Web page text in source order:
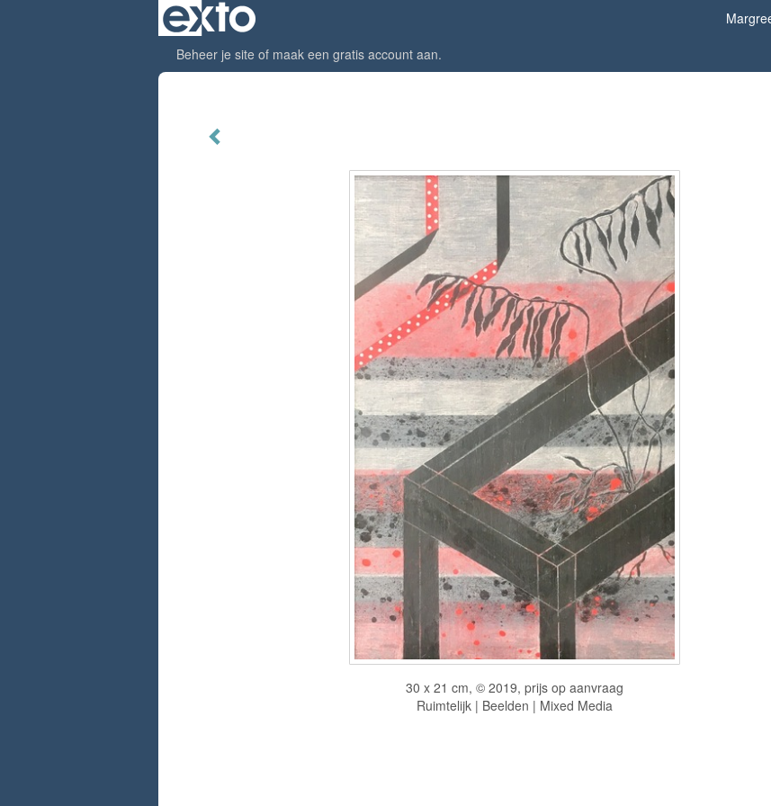
Beheer je site of maak een gratis account aan.
30 x 21 cm, © 2019, prijs op aanvraag
Ruimtelijk | Beelden | Mixed Media